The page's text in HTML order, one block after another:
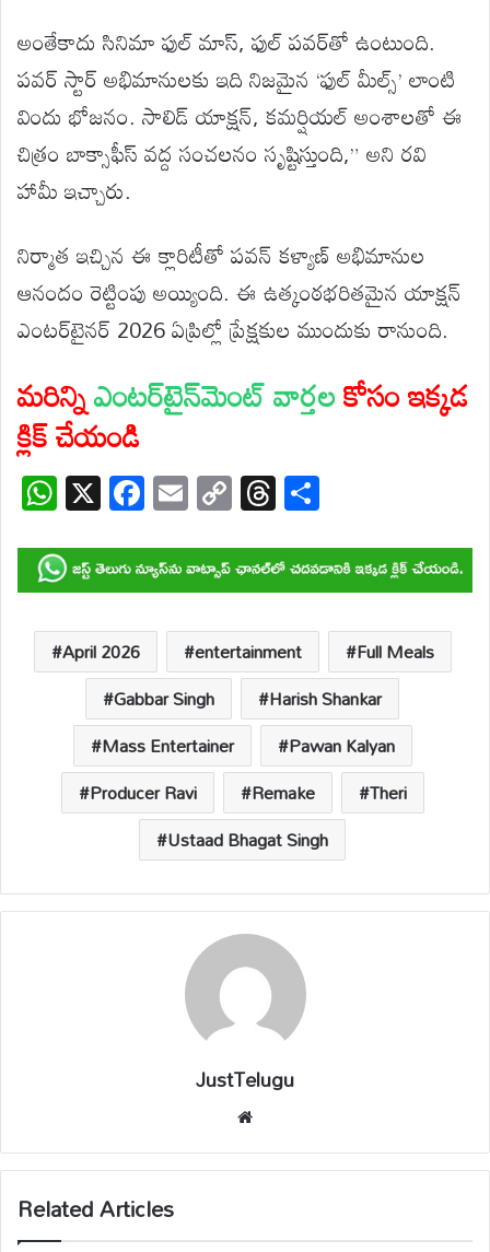
అంతేకాదు సినిమా ఫుల్ మాస్, ఫుల్ పవర్‌తో ఉంటుంది.
పవర్ స్టార్ అభిమానులకు ఇది నిజమైన ‘ఫుల్ మీల్స్’ లాంటి
విందు భోజనం. సాలిడ్ యాక్షన్, కమర్షియల్ అంశాలతో ఈ
చిత్రం బాక్సాఫీస్ వద్ద సంచలనం సృష్టిస్తుంది,” అని రవి
హామీ ఇచ్చారు.
నిర్మాత ఇచ్చిన ఈ క్లారిటీతో పవన్ కళ్యాణ్ అభిమానుల
ఆనందం రెట్టింపు అయ్యింది. ఈ ఉత్కంఠభరితమైన యాక్షన్
ఎంటర్‌టైనర్ 2026 ఏప్రిల్లో ప్రేక్షకుల ముందుకు రానుంది.
మరిన్నిఎంటర్‌టైన్‌మెంట్ వార్తలకోసం ఇక్కడ
క్లిక్ చేయండి
W
h
at
s
A
p
X F
ac
e
b
o
o
k
E
m
ail
C
o
p
y
Li
n
k
T
hr
e
a
d
s
ar
e
April 2026 entertainment
Full Meals
Gabbar Singh
Harish Shankar
Mass Entertainer
Pawan Kalyan
Producer Ravi
Remake
Theri
Ustaad Bhagat Singh
JustTelugu
bsi
te
Related Articles